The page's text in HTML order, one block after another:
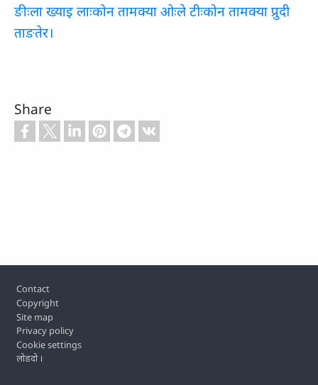
ङीःला ख्‍याइ लाःकोन तामक्‍या ओःले टीःकोन तामक्‍या प्रुदी
ताङतेर।
Share
Footer
Contact
Copyright
Site map
Privacy policy
Cookie settings
लोङदो ।